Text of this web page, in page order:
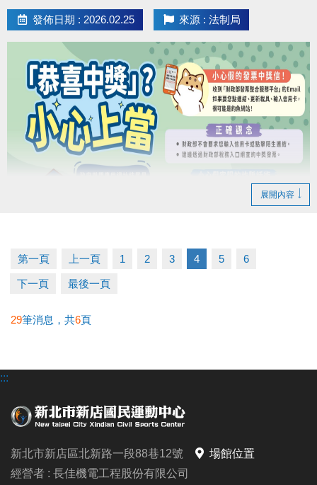
亞軍：[船井] 酸痛按摩機尊爵款
季軍：[快樂夥伴] 亞瑟士慢跑鞋 GT-1000
綜合排名[加碼獎] 總冠軍 1 名：[火星計畫] 火神無線
吹風機
參賽優惠
於競賽期間內，參賽者出示本活動之月卡，即可享有
(原價200元/次)
成績公佈
樓，並同步公告於中心官網及官方fb粉專。
2026/6/24 (三) ~ 6/30 (二) 6:00~21:00止
請得獎人攜帶本活動月卡及身分證，於期間內至中心
三樓櫃台簽收領獎；如逾期未領取獎項，則視同放棄
項之權利。
3.如折抵不足，僅受理現金補差額 。
> 運動幣可全額或部分折抵
> 運動幣民眾使用說明 https://reurl.cc/npVxrn
※新北幣與運動幣限擇一使用，
僅供現場臨櫃消費使
用，皆不可退費。
發佈日期 : 2026.02.25 來源 : 法制局
展開內容
第一頁 上一頁 1 2 3 4 5 6
下一頁 最後一頁
29筆消息，共6頁
:::
新北市新店區北新路一段88巷12號
場館位置
經營者 : 長佳機電工程股份有限公司